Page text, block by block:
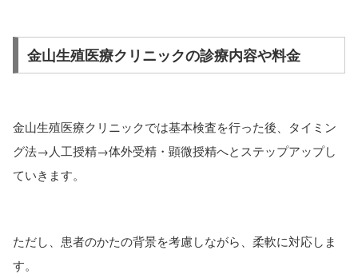
金山生殖医療クリニックの診療内容や料金
金山生殖医療クリニックでは基本検査を行った後、タイミン
グ法→人工授精→体外受精・顕微授精へとステップアップし
ていきます。
ただし、患者のかたの背景を考慮しながら、柔軟に対応しま
す。